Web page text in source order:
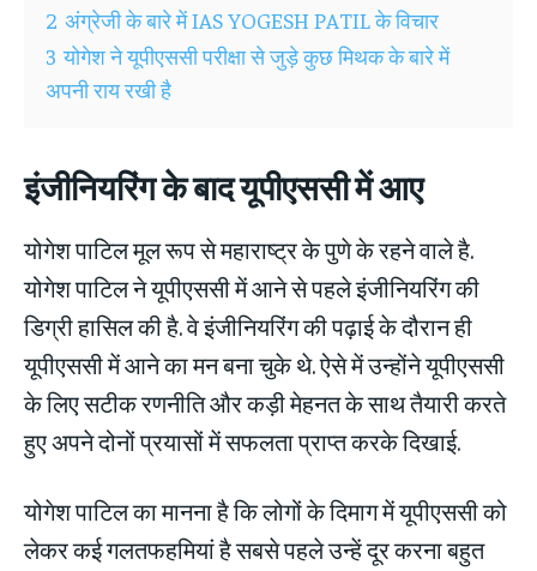
2 अंग्रेजी के बारे में IAS YOGESH PATIL के विचार
3 योगेश ने यूपीएससी परीक्षा से जुड़े कुछ मिथक के बारे में
अपनी राय रखी है
इंजीनियरिंग के बाद यूपीएससी में आए
योगेश पाटिल मूल रूप से महाराष्ट्र के पुणे के रहने वाले है.
योगेश पाटिल ने यूपीएससी में आने से पहले इंजीनियरिंग की
डिग्री हासिल की है. वे इंजीनियरिंग की पढ़ाई के दौरान ही
यूपीएससी में आने का मन बना चुके थे. ऐसे में उन्होंने यूपीएससी
के लिए सटीक रणनीति और कड़ी मेहनत के साथ तैयारी करते
हुए अपने दोनों प्रयासों में सफलता प्राप्त करके दिखाई.
योगेश पाटिल का मानना है कि लोगों के दिमाग में यूपीएससी को
लेकर कई गलतफहमियां है सबसे पहले उन्हें दूर करना बहुत